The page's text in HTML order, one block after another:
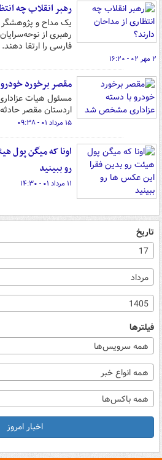
رهبر انقلاب چه
یک مداح و
رهبری از
فارسی را ارتقا دهند.
۲ مهر ۰۲ - ۱۶:۲۰
مقصر برخورد
مسئول هیات
اردستان مقصر
۱۵ مرداد ۰۱ - ۰۹:۳۸
اونا که میگن پول
رو ببینید
۱۱ مرداد ۰۱ - ۱۴:۳۰
تاریخ
17
مرداد
1405
فیلترها
همه سرویس‌ها
همه انواع خبر
همه باکس‌ها
اخبار امروز